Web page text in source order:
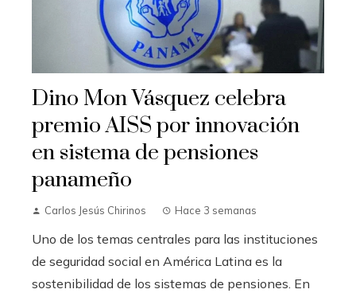
Dino Mon Vásquez celebra
premio AISS por innovación
en sistema de pensiones
panameño
Carlos Jesús Chirinos Hace 3 semanas
Uno de los temas centrales para las instituciones
de seguridad social en América Latina es la
sostenibilidad de los sistemas de pensiones. En